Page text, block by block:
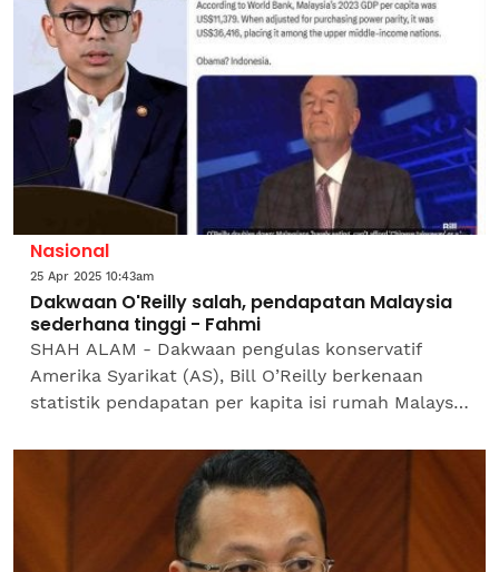
Nasional
25 Apr 2025 10:43am
Dakwaan O'Reilly salah, pendapatan Malaysia
sederhana tinggi - Fahmi
SHAH ALAM - Dakwaan pengulas konservatif
Amerika Syarikat (AS), Bill O’Reilly berkenaan
statistik pendapatan per kapita isi rumah Malaysia
Datuk Fahmi...